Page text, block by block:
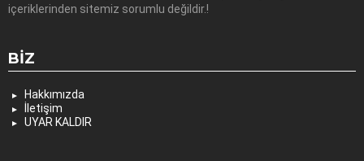
içeriklerinden sitemiz sorumlu değildir.!
BIZ
Hakkımızda
İletişim
UYAR KALDIR